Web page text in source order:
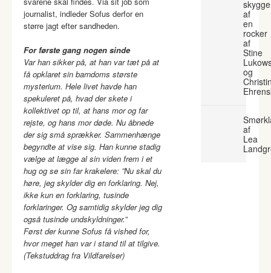
journalist, indleder Sofus derfor en
større jagt efter sandheden.
For første gang nogen sinde
Var han sikker på, at han var tæt på at
få opklaret sin barndoms største
mysterium. Hele livet havde han
spekuleret på, hvad der skete i
kollektivet op til, at hans mor og far
rejste, og hans mor døde. Nu åbnede
der sig små sprækker. Sammenhænge
begyndte at vise sig. Han kunne stadig
vælge at lægge al sin viden frem i et
hug og se sin far krakelere: ”Nu skal du
høre, jeg skylder dig en forklaring. Nej,
ikke kun en forklaring, tusinde
forklaringer. Og samtidig skylder jeg dig
også tusinde undskyldninger.”
Først der kunne Sofus få vished for,
hvor meget han var i stand til at tilgive.
(Tekstuddrag fra Vildfarelser)
af
en
rocker
af
Stine
og
af
Lea